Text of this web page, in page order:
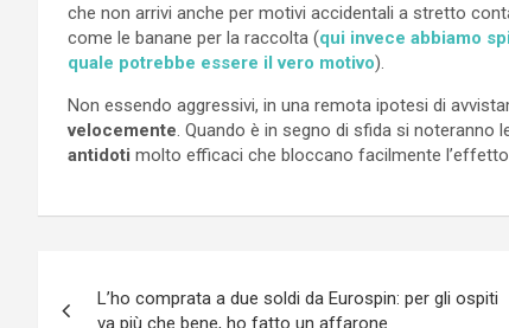
che non arrivi anche per motivi accidentali a stretto
come le banane per la raccolta (qui invece abbiamo
quale potrebbe essere il vero motivo).
Non essendo aggressivi, in una remota ipotesi di
velocemente . Quando è in segno di sfida si noteranno
antidoti molto efficaci che bloccano facilmente
L’ho comprata a due soldi da Eurospin: per gli ospiti
va più che bene, ho fatto un affarone